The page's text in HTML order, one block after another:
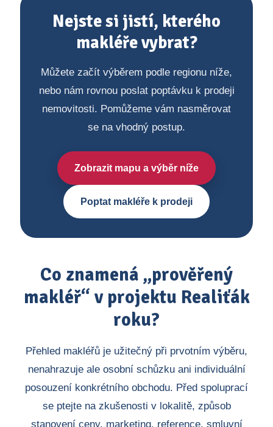
Nejste si jistí, kterého
makléře vybrat?
Můžete začít výběrem podle regionu níže,
nebo nám rovnou poslat poptávku k prodeji
nemovitosti. Pomůžeme vám nasměrovat
se na vhodný postup.
Zobrazit mapu a výběr níže
Poptat makléře k prodeji
Co znamená „prověřený
makléř“ v projektu Realiťák
roku?
Přehled makléřů je užitečný při prvotním výběru,
nenahrazuje ale osobní schůzku ani individuální
posouzení konkrétního obchodu. Před spoluprací
se ptejte na zkušenosti v lokalitě, způsob
stanovení ceny, marketing, reference, smluvní